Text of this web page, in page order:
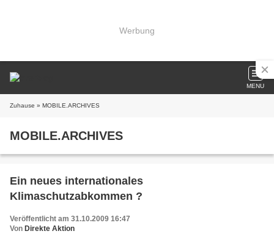
Werbung
MENU
Zuhause » MOBILE.ARCHIVES
MOBILE.ARCHIVES
Ein neues internationales
Klimaschutzabkommen ?
Veröffentlicht am 31.10.2009 16:47
Von Direkte Aktion